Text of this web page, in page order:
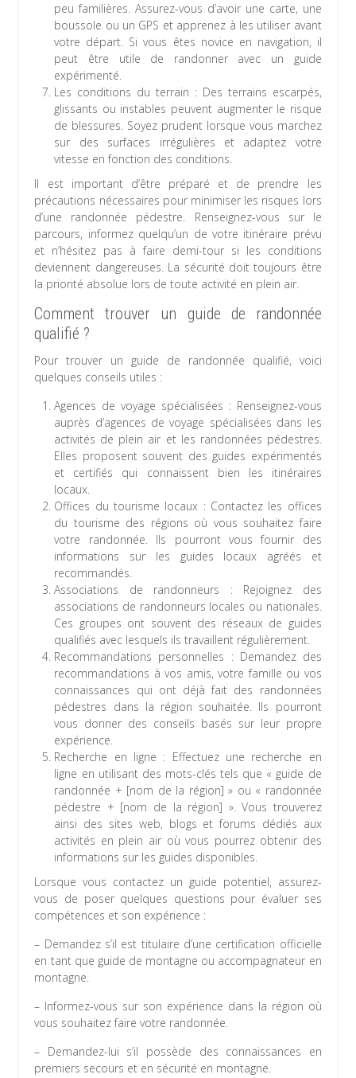
peu familières. Assurez-vous d’avoir une carte, une
boussole ou un GPS et apprenez à les utiliser avant
votre départ. Si vous êtes novice en navigation, il
peut être utile de randonner avec un guide
expérimenté.
Les conditions du terrain : Des terrains escarpés,
glissants ou instables peuvent augmenter le risque
de blessures. Soyez prudent lorsque vous marchez
sur des surfaces irrégulières et adaptez votre
vitesse en fonction des conditions.
Il est important d’être préparé et de prendre les
précautions nécessaires pour minimiser les risques lors
d’une randonnée pédestre. Renseignez-vous sur le
parcours, informez quelqu’un de votre itinéraire prévu
et n’hésitez pas à faire demi-tour si les conditions
deviennent dangereuses. La sécurité doit toujours être
la priorité absolue lors de toute activité en plein air.
Comment trouver un guide de randonnée
qualifié ?
Pour trouver un guide de randonnée qualifié, voici
quelques conseils utiles :
Agences de voyage spécialisées : Renseignez-vous
auprès d’agences de voyage spécialisées dans les
activités de plein air et les randonnées pédestres.
Elles proposent souvent des guides expérimentés
et certifiés qui connaissent bien les itinéraires
locaux.
Offices du tourisme locaux : Contactez les offices
du tourisme des régions où vous souhaitez faire
votre randonnée. Ils pourront vous fournir des
informations sur les guides locaux agréés et
recommandés.
Associations de randonneurs : Rejoignez des
associations de randonneurs locales ou nationales.
Ces groupes ont souvent des réseaux de guides
qualifiés avec lesquels ils travaillent régulièrement.
Recommandations personnelles : Demandez des
recommandations à vos amis, votre famille ou vos
connaissances qui ont déjà fait des randonnées
pédestres dans la région souhaitée. Ils pourront
vous donner des conseils basés sur leur propre
expérience.
Recherche en ligne : Effectuez une recherche en
ligne en utilisant des mots-clés tels que « guide de
randonnée + [nom de la région] » ou « randonnée
pédestre + [nom de la région] ». Vous trouverez
ainsi des sites web, blogs et forums dédiés aux
activités en plein air où vous pourrez obtenir des
informations sur les guides disponibles.
Lorsque vous contactez un guide potentiel, assurez-
vous de poser quelques questions pour évaluer ses
compétences et son expérience :
– Demandez s’il est titulaire d’une certification officielle
en tant que guide de montagne ou accompagnateur en
montagne.
– Informez-vous sur son expérience dans la région où
vous souhaitez faire votre randonnée.
– Demandez-lui s’il possède des connaissances en
premiers secours et en sécurité en montagne.